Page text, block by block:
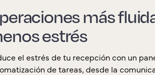
más
estrés
el estrés de tu recepción con un
de tareas, desde la